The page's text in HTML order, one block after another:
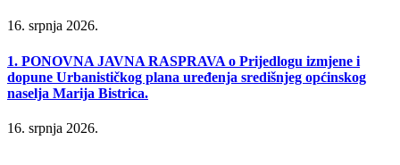
16. srpnja 2026.
1. PONOVNA JAVNA RASPRAVA o Prijedlogu izmjene i
dopune Urbanističkog plana uređenja središnjeg općinskog
naselja Marija Bistrica.
16. srpnja 2026.